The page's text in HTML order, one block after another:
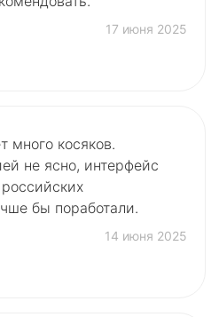
17 июня 2025
много косяков.
не ясно, интерфейс
бы поработали.
14 июня 2025